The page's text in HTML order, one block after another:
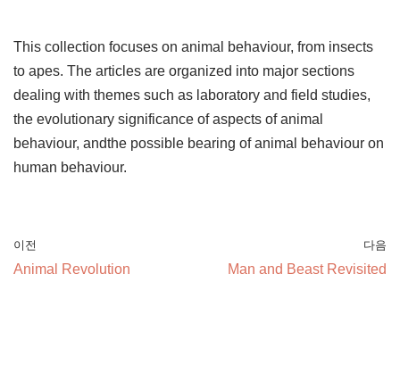
This collection focuses on animal behaviour, from insects
to apes. The articles are organized into major sections
dealing with themes such as laboratory and field studies,
the evolutionary significance of aspects of animal
behaviour, andthe possible bearing of animal behaviour on
human behaviour.
이전
Animal Revolution
다음
Man and Beast Revisited